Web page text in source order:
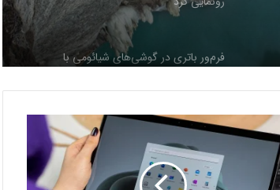
فرم‌ور باتری در گوشی‌های شیائومی با
سیستم‌عامل HyperOS 2.0 به‌روزرسانی
مخفی دریافت کرد
بیشتر مواد با حرارت‌دادن نرم می‌شوند؛ پس
چرا تخم مرغ سفت می‌شود؟